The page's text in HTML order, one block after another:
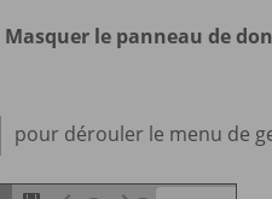
Masquer le panneau de
pour dérouler le menu de